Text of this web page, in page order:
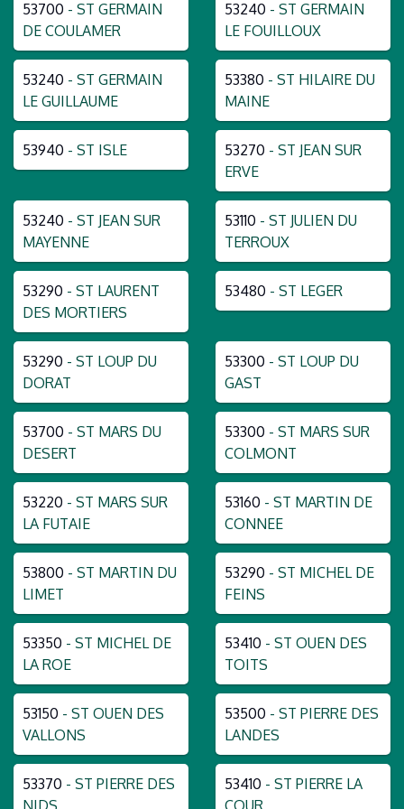
53700 - ST GERMAIN
DE COULAMER
53240 - ST GERMAIN
LE FOUILLOUX
53240 - ST GERMAIN
LE GUILLAUME
53380 - ST HILAIRE DU
MAINE
53940 - ST ISLE 53270 - ST JEAN SUR
ERVE
53240 - ST JEAN SUR
MAYENNE
53110 - ST JULIEN DU
TERROUX
53290 - ST LAURENT
DES MORTIERS
53480 - ST LEGER
53290 - ST LOUP DU
DORAT
53300 - ST LOUP DU
GAST
53700 - ST MARS DU
DESERT
53300 - ST MARS SUR
COLMONT
53220 - ST MARS SUR
LA FUTAIE
53160 - ST MARTIN DE
CONNEE
53800 - ST MARTIN DU
LIMET
53290 - ST MICHEL DE
FEINS
53350 - ST MICHEL DE
LA ROE
53410 - ST OUEN DES
TOITS
53150 - ST OUEN DES
VALLONS
53500 - ST PIERRE DES
LANDES
53370 - ST PIERRE DES
NIDS
53410 - ST PIERRE LA
COUR